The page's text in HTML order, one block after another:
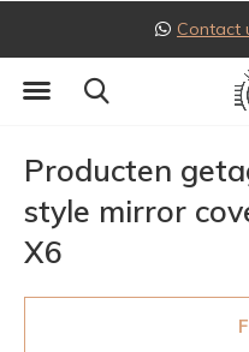
Contact
Producten
style mirror
X6